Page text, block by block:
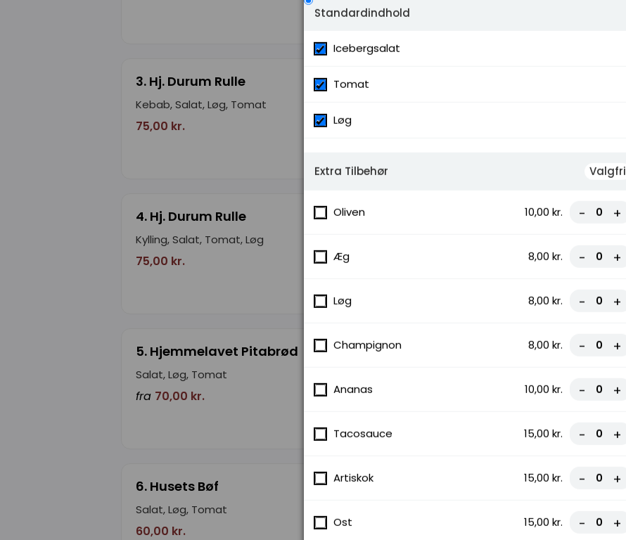
3. Hj. Durum Rulle
Kebab, Salat, Løg, Tomat
75,00 kr.
4. Hj. Durum Rulle
Kylling, Salat, Tomat, Løg
75,00 kr.
5. Hjemmelavet Pitabrød
Salat, Løg, Tomat
fra 70,00 kr.
6. Husets Bøf
Salat, Løg, Tomat
60,00 kr.
Standardindhold
Icebergsalat
Tomat
Løg
Extra Tilbehør Valgfri
Oliven 10,00 kr. - +
Æg 8,00 kr. - +
Løg 8,00 kr. - +
Champignon 8,00 kr. - +
Ananas 10,00 kr. - +
Tacosauce 15,00 kr. - +
Artiskok 15,00 kr. - +
Ost 15,00 kr. - +